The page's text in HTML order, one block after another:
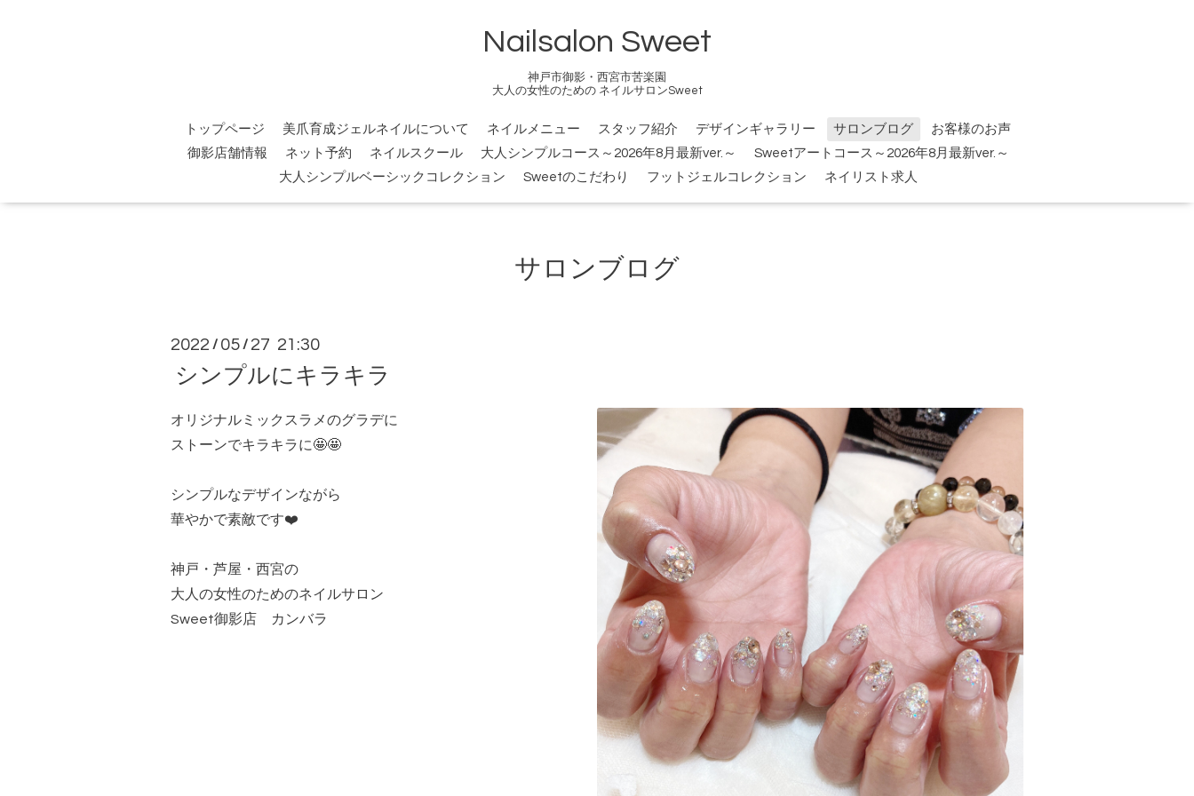
Nailsalon Sweet
神戸市御影・西宮市苦楽園
大人の女性のための ネイルサロンSweet
トップページ 美爪育成ジェルネイルについて ネイルメニュー スタッフ紹介 デザインギャラリー サロンブログ
お客様のお声
御影店舗情報
ネット予約 ネイルスクール 大人シンプルコース～2026年8月最新ver.～
Sweetアートコース～2026年8月最新ver.～
大人シンプルベーシックコレクション
Sweetのこだわり フットジェルコレクション ネイリスト求人
サロンブログ
2022 / 05 / 27 21:30
シンプルにキラキラ
オリジナルミックスラメのグラデに
ストーンでキラキラに🤩🤩
シンプルなデザインながら
華やかで素敵です❤️
神戸・芦屋・西宮の
大人の女性のためのネイルサロン
Sweet御影店 カンバラ